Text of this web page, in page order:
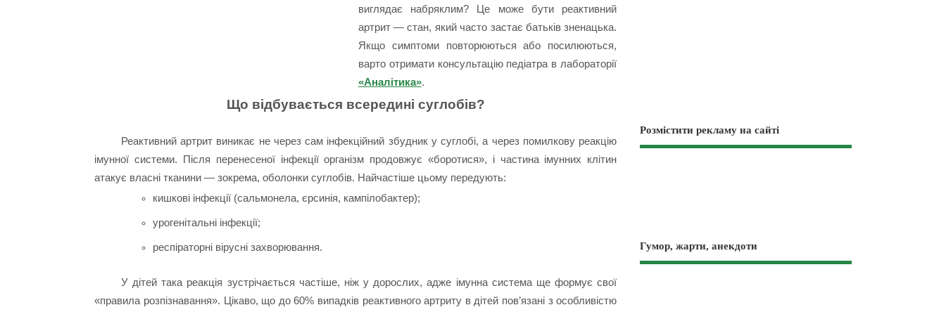
виглядає набряклим? Це може бути реактивний
артрит — стан, який часто застає батьків зненацька.
Якщо симптоми повторюються або посилюються,
варто отримати консультацію педіатра в лабораторії
«Аналітика».
Що відбувається всередині суглобів?
Реактивний артрит виникає не через сам інфекційний збудник у суглобі, а через помилкову реакцію
імунної системи. Після перенесеної інфекції організм продовжує «боротися», і частина імунних клітин
атакує власні тканини — зокрема, оболонки суглобів. Найчастіше цьому передують:
кишкові інфекції (сальмонела, єрсинія, кампілобактер);
урогенітальні інфекції;
респіраторні вірусні захворювання.
У дітей така реакція зустрічається частіше, ніж у дорослих, адже імунна система ще формує свої
«правила розпізнавання». Цікаво, що до 60% випадків реактивного артриту в дітей пов’язані з особливістю
Розмістити рекламу на сайті
Гумор, жарти, анекдоти